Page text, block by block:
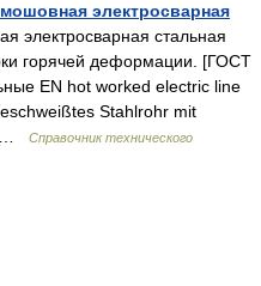
электросварная
электросварная стальная
горячей деформации. [ГОСТ
EN hot worked electric line
Stahlrohr mit
…
Справочник технического